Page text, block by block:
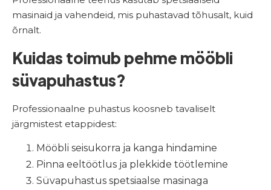
masinaid ja vahendeid, mis puhastavad tõhusalt, kuid
õrnalt.
Kuidas toimub pehme mööbli
süvapuhastus?
Professionaalne puhastus koosneb tavaliselt
järgmistest etappidest:
Mööbli seisukorra ja kanga hindamine
Pinna eeltöötlus ja plekkide töötlemine
Süvapuhastus spetsiaalse masinaga